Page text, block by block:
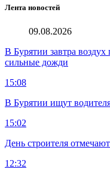
Лента новостей
09.08.2026
В Бурятии завтра
сильные дожди
15:08
В Бурятии ищут
15:02
День строителя
12:32